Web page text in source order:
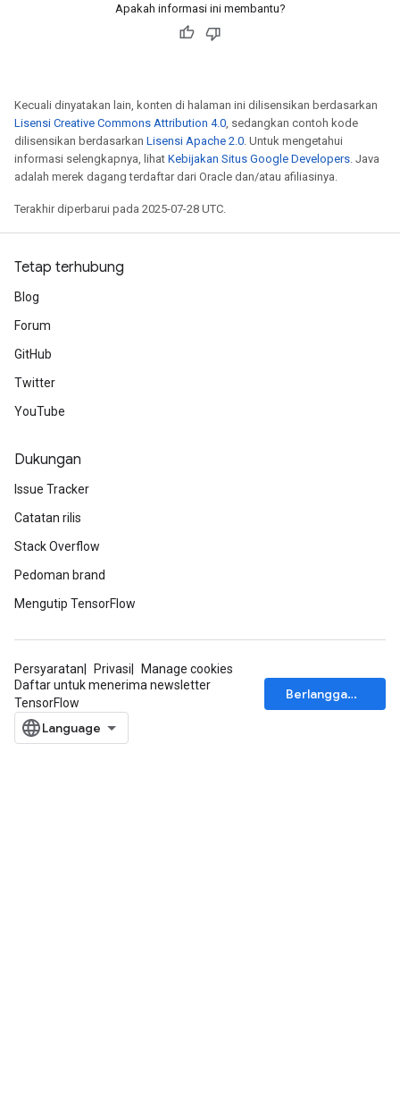
Apakah informasi ini membantu?
Kecuali dinyatakan lain, konten di halaman ini dilisensikan berdasarkan
Lisensi Creative Commons Attribution 4.0, sedangkan contoh kode
dilisensikan berdasarkan Lisensi Apache 2.0. Untuk mengetahui
informasi selengkapnya, lihat Kebijakan Situs Google Developers. Java
adalah merek dagang terdaftar dari Oracle dan/atau afiliasinya.
Terakhir diperbarui pada 2025-07-28 UTC.
Tetap terhubung
Blog
Forum
GitHub
Twitter
YouTube
Dukungan
Issue Tracker
Catatan rilis
Stack Overflow
Pedoman brand
Mengutip TensorFlow
Persyaratan Privasi
Manage cookies
Daftar untuk menerima newsletter
TensorFlow
Berlangganan